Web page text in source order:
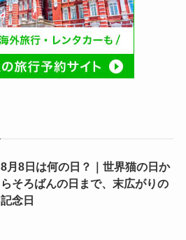
8月8日は何の日？｜世界猫の日か
らそろばんの日まで、末広がりの
記念日